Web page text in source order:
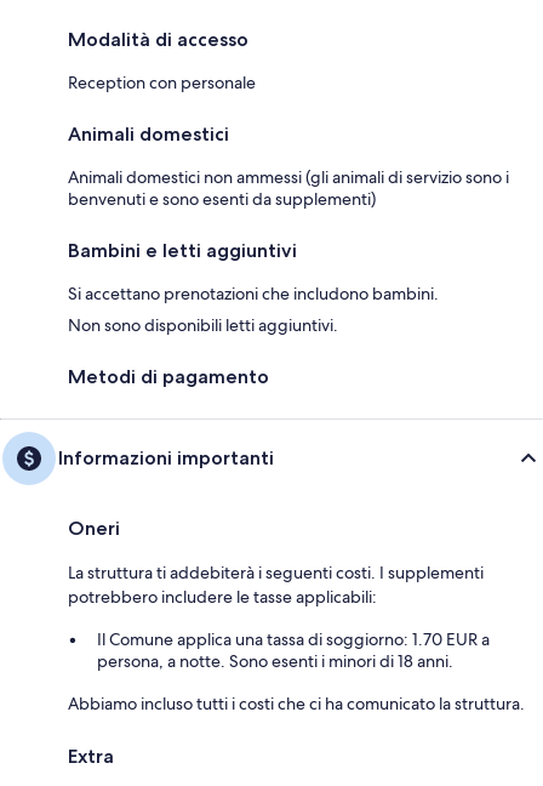
Modalità di accesso
Reception con personale
Animali domestici
Animali domestici non ammessi (gli animali di servizio sono i
benvenuti e sono esenti da supplementi)
Bambini e letti aggiuntivi
Si accettano prenotazioni che includono bambini.
Non sono disponibili letti aggiuntivi.
Metodi di pagamento
Informazioni importanti
Oneri
La struttura ti addebiterà i seguenti costi. I supplementi
potrebbero includere le tasse applicabili:
Il Comune applica una tassa di soggiorno: 1.70 EUR a
persona, a notte. Sono esenti i minori di 18 anni.
Abbiamo incluso tutti i costi che ci ha comunicato la struttura.
Extra